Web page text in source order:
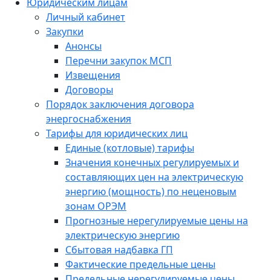
Личный кабинет
Закупки
Анонсы
Перечни закупок МСП
Извещения
Договоры
Порядок заключения договора
энергоснабжения
Тарифы для юридических лиц
Единые (котловые) тарифы
Значения конечных регулируемых и
составляющих цен на электрическую
энергию (мощность) по неценовым
зонам ОРЭМ
Прогнозные нерегулируемые цены на
электрическую энергию
Сбытовая надбавка ГП
Фактические предельные цены